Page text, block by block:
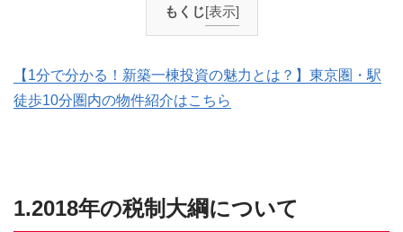
もくじ[表示]
【1分で分かる！新築一棟投資の魅力とは？】東京圏・駅
徒歩10分圏内の物件紹介はこちら
1.2018年の税制大綱について